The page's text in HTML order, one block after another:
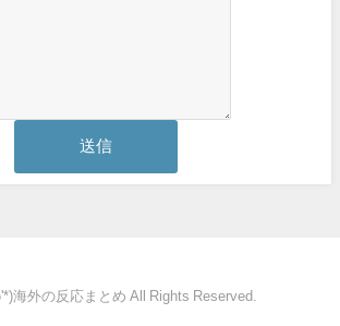
海外の反応まとめ All Rights Reserved.